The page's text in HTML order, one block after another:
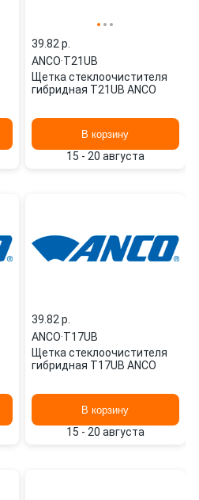
39.82 p.
ANCO·T21UB
Щетка стеклоочистителя
гибридная T21UB ANCO
В корзину
15 - 20 августа
39.82 p.
ANCO·T17UB
Щетка стеклоочистителя
гибридная T17UB ANCO
В корзину
15 - 20 августа